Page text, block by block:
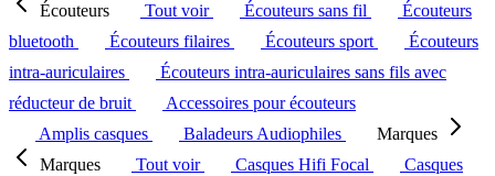
Écouteurs
Tout voir Écouteurs sans fil
Écouteurs
bluetooth
Écouteurs filaires Écouteurs sport
Écouteurs
intra-auriculaires
Écouteurs intra-auriculaires sans fils avec
réducteur de bruit
Accessoires pour écouteurs
Amplis casques
Baladeurs Audiophiles
Marques
Marques
Tout voir Casques Hifi Focal
Casques